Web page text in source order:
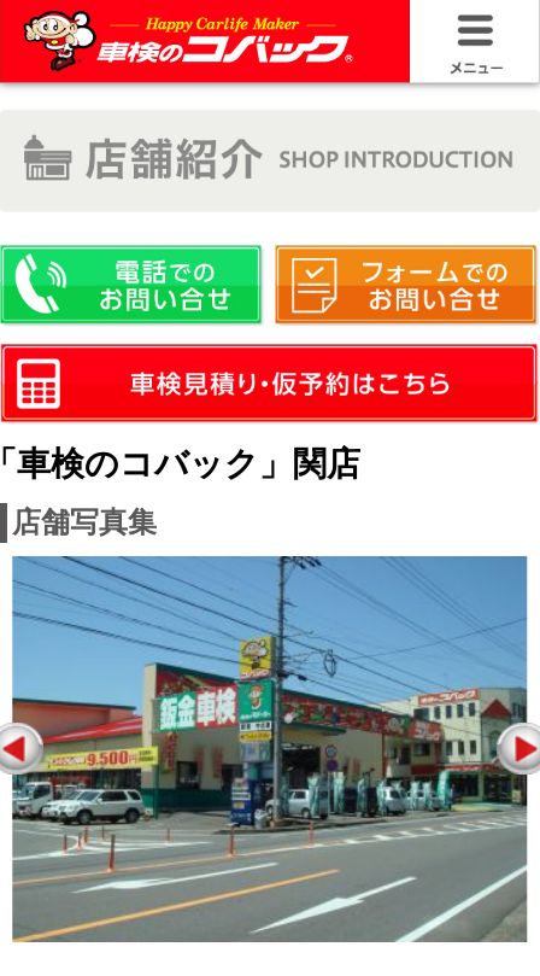
HOME
お問い合わ
車検サービ
安さの構造
20年50万キ
車検のコバック」関店
店舗写真集
最新折込チラシまたは店舗情報
点検整備に関わる料金表
お店からの一言